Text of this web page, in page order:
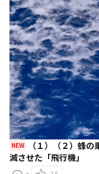
NEW
滅させた「飛行機」